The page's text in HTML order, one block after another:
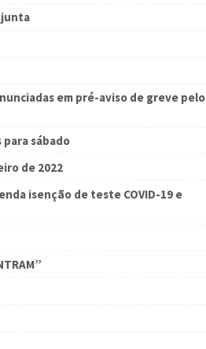
em pré-aviso de greve pelo
sábado
de 2022
isenção de teste COVID-19 e